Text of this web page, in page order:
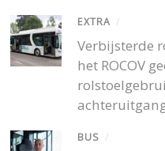
EXTRA /
Verbijsterde
het ROCOV
BUS /